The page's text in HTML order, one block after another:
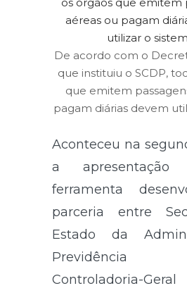
De acordo com o
que instituiu o SCDP,
que emitem
pagam diárias devem
Aconteceu na
a
ferramenta
parceria entre
Estado da
Previdência
Controladoria-